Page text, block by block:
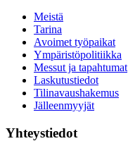
Meistä
Tarina
Avoimet työpaikat
Ympäristöpolitiikka
Messut ja tapahtumat
Laskutustiedot
Tilinavaushakemus
Jälleenmyyjät
Yhteystiedot